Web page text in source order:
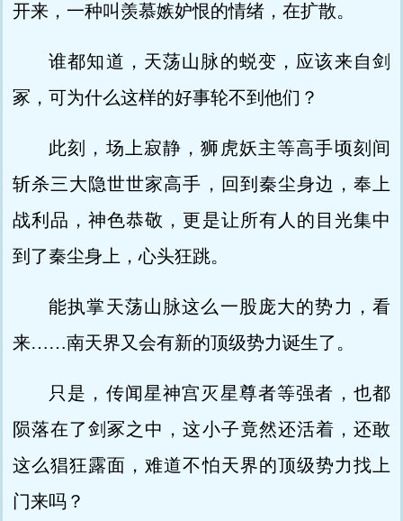
开来，一种叫羡慕嫉妒恨的情绪，在扩散。
谁都知道，天荡山脉的蜕变，应该来自剑
冢，可为什么这样的好事轮不到他们？
此刻，场上寂静，狮虎妖主等高手顷刻间
斩杀三大隐世世家高手，回到秦尘身边，奉上
战利品，神色恭敬，更是让所有人的目光集中
到了秦尘身上，心头狂跳。
能执掌天荡山脉这么一股庞大的势力，看
来……南天界又会有新的顶级势力诞生了。
只是，传闻星神宫灭星尊者等强者，也都
陨落在了剑冢之中，这小子竟然还活着，还敢
这么猖狂露面，难道不怕天界的顶级势力找上
门来吗？